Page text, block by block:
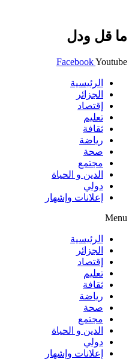
ما قل ودل
FacebookYoutube
الرئيسية
الجزائر
إقتصاد
تعليم
ثقافة
رياضة
صحة
مجتمع
الدين و الحياة
دولي
إعلانات وإشهار
Menu
الرئيسية
الجزائر
إقتصاد
تعليم
ثقافة
رياضة
صحة
مجتمع
الدين و الحياة
دولي
إعلانات وإشهار